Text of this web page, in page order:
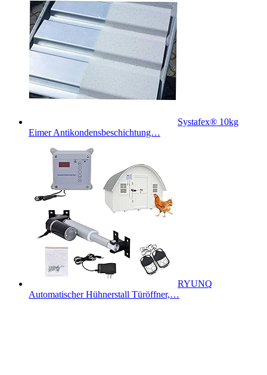
Systafex® 10kg
Eimer Antikondensbeschichtung…
RYUNQ
Automatischer Hühnerstall Türöffner,…